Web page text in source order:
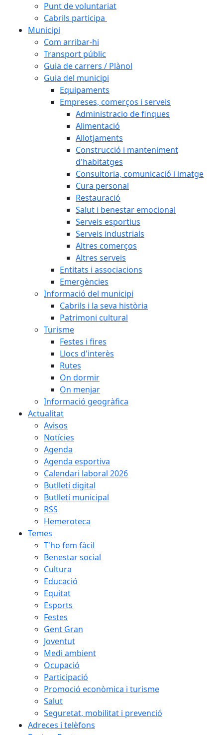
Punt de voluntariat
Cabrils participa
Municipi
Com arribar-hi
Transport públic
Guia de carrers / Plànol
Guia del municipi
Equipaments
Empreses, comerços i serveis
Administracio de finques
Alimentació
Allotjaments
Construcció i manteniment
d'habitatges
Consultoria, comunicació i imatge
Cura personal
Restauració
Salut i benestar emocional
Serveis esportius
Serveis industrials
Altres comerços
Altres serveis
Entitats i associacions
Emergències
Informació del municipi
Cabrils i la seva història
Patrimoni cultural
Turisme
Festes i fires
Llocs d'interès
Rutes
On dormir
On menjar
Informació geogràfica
Actualitat
Avisos
Notícies
Agenda
Agenda esportiva
Calendari laboral 2026
Butlletí digital
Butlletí municipal
RSS
Hemeroteca
Temes
T'ho fem fàcil
Benestar social
Cultura
Educació
Equitat
Esports
Festes
Gent Gran
Joventut
Medi ambient
Ocupació
Participació
Promoció econòmica i turisme
Salut
Seguretat, mobilitat i prevenció
Adreces i telèfons